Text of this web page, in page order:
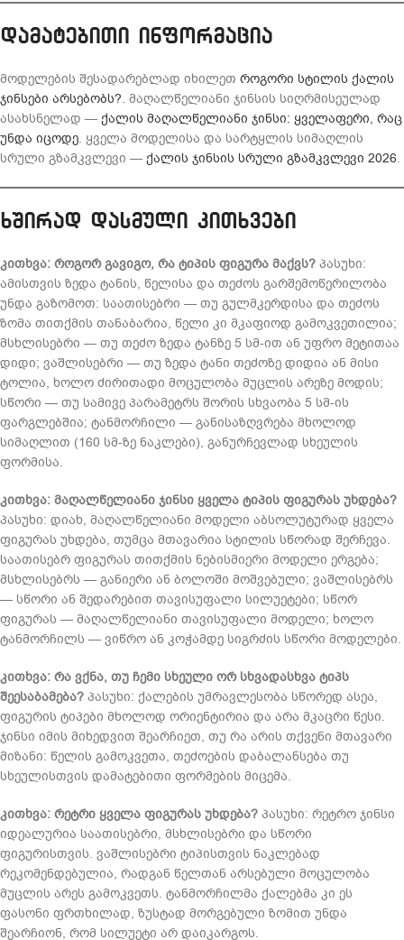
დამატებითი ინფორმაცია
მოდელების შესადარებლად იხილეთ როგორი სტილის ქალის
ჯინსები არსებობს?. მაღალწელიანი ჯინსის სიღრმისეულად
ასახსნელად — ქალის მაღალწელიანი ჯინსი: ყველაფერი, რაც
უნდა იცოდე. ყველა მოდელისა და სარტყლის სიმაღლის
სრული გზამკვლევი — ქალის ჯინსის სრული გზამკვლევი 2026.
ხშირად დასმული კითხვები
კითხვა: როგორ გავიგო, რა ტიპის ფიგურა მაქვს? პასუხი:
ამისთვის ზედა ტანის, წელისა და თეძოს გარშემოწერილობა
უნდა გაზომოთ: საათისებრი — თუ გულმკერდისა და თეძოს
ზომა თითქმის თანაბარია, წელი კი მკაფიოდ გამოკვეთილია;
მსხლისებრი — თუ თეძო ზედა ტანზე 5 სმ-ით ან უფრო მეტითაა
დიდი; ვაშლისებრი — თუ ზედა ტანი თეძოზე დიდია ან მისი
ტოლია, ხოლო ძირითადი მოცულობა მუცლის არეზე მოდის;
სწორი — თუ სამივე პარამეტრს შორის სხვაობა 5 სმ-ის
ფარგლებშია; ტანმორჩილი — განისაზღვრება მხოლოდ
სიმაღლით (160 სმ-ზე ნაკლები), განურჩევლად სხეულის
ფორმისა.
კითხვა: მაღალწელიანი ჯინსი ყველა ტიპის ფიგურას უხდება?
პასუხი: დიახ, მაღალწელიანი მოდელი აბსოლუტურად ყველა
ფიგურას უხდება, თუმცა მთავარია სტილის სწორად შერჩევა.
საათისებრ ფიგურას თითქმის ნებისმიერი მოდელი ერგება;
მსხლისებრს — განიერი ან ბოლოში მოშვებული; ვაშლისებრს
— სწორი ან შედარებით თავისუფალი სილუეტები; სწორ
ფიგურას — მაღალწელიანი თავისუფალი მოდელი; ხოლო
ტანმორჩილს — ვიწრო ან კოჭამდე სიგრძის სწორი მოდელები.
კითხვა: რა ვქნა, თუ ჩემი სხეული ორ სხვადასხვა ტიპს
შეესაბამება? პასუხი: ქალების უმრავლესობა სწორედ ასეა,
ფიგურის ტიპები მხოლოდ ორიენტირია და არა მკაცრი წესი.
ჯინსი იმის მიხედვით შეარჩიეთ, თუ რა არის თქვენი მთავარი
მიზანი: წელის გამოკვეთა, თეძოების დაბალანსება თუ
სხეულისთვის დამატებითი ფორმების მიცემა.
კითხვა: რეტრი ყველა ფიგურას უხდება? პასუხი: რეტრო ჯინსი
იდეალურია საათისებრი, მსხლისებრი და სწორი
ფიგურისთვის. ვაშლისებრი ტიპისთვის ნაკლებად
რეკომენდებულია, რადგან წელთან არსებული მოცულობა
მუცლის არეს გამოკვეთს. ტანმორჩილმა ქალებმა კი ეს
ფასონი ფრთხილად, ზუსტად მორგებული ზომით უნდა
შეარჩიონ, რომ სილუეტი არ დაიკარგოს.